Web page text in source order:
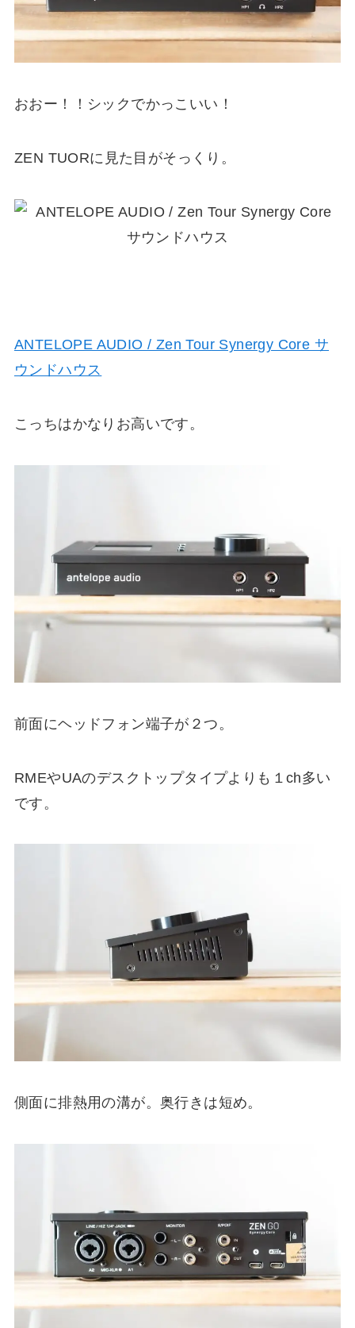
おおー！！シックでかっこいい！
ZEN TUORに見た目がそっくり。
ANTELOPE AUDIO / Zen Tour Synergy Core サ
ウンドハウス
こっちはかなりお高いです。
前面にヘッドフォン端子が２つ。
RMEやUAのデスクトップタイプよりも１ch多い
です。
側面に排熱用の溝が。奥行きは短め。